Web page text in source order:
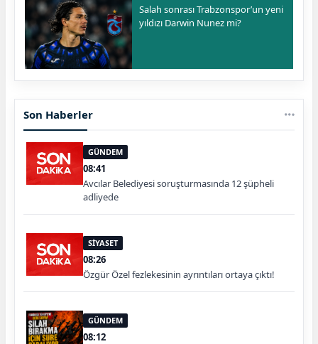
Salah sonrası Trabzonspor’un yeni
yıldızı Darwin Nunez mi?
Son Haberler
GÜNDEM
08:41
Avcılar Belediyesi soruşturmasında 12 şüpheli
adliyede
SİYASET
08:26
Özgür Özel fezlekesinin ayrıntıları ortaya çıktı!
GÜNDEM
08:12